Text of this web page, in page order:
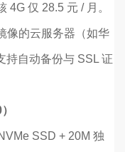
4G 仅 28.5 元 / 月。
像的云服务器（如华
持自动备份与 SSL 证
SSD + 20M 独